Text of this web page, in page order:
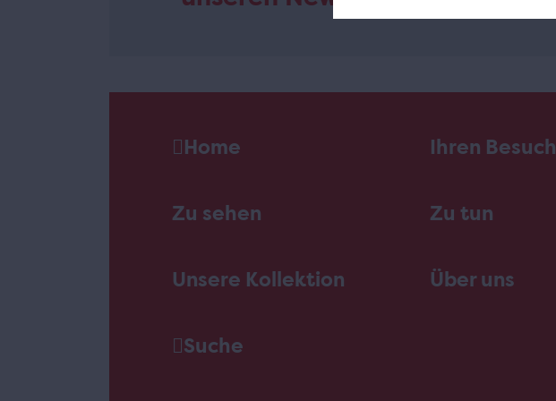
Home Ihren Besuch
Zu sehen Zu tun
Unsere Kollektion Über uns
Suche